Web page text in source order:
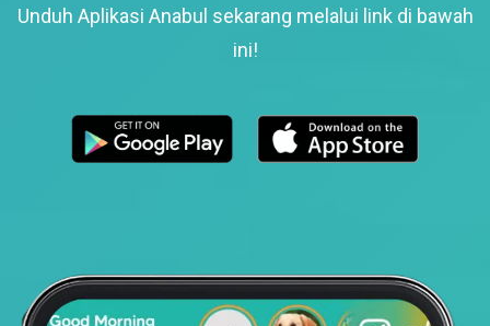
Unduh Aplikasi Anabul sekarang melalui link di bawah
ini!